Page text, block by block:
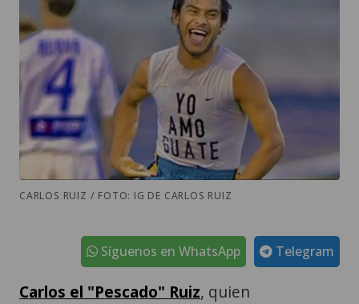
CARLOS RUIZ / FOTO: IG DE CARLOS RUIZ
Telegram
Síguenos en WhatsApp
Carlos el "Pescado" Ruiz, quien